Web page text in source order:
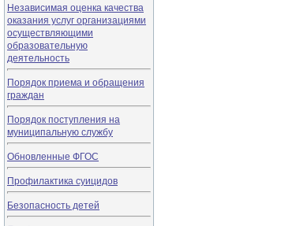
Независимая оценка качества
оказания услуг организациями
осуществляющими
образовательную
деятельность
Порядок приема и обращения
граждан
Порядок поступления на
муниципальную службу
Обновленные ФГОС
Профилактика суицидов
Безопасность детей